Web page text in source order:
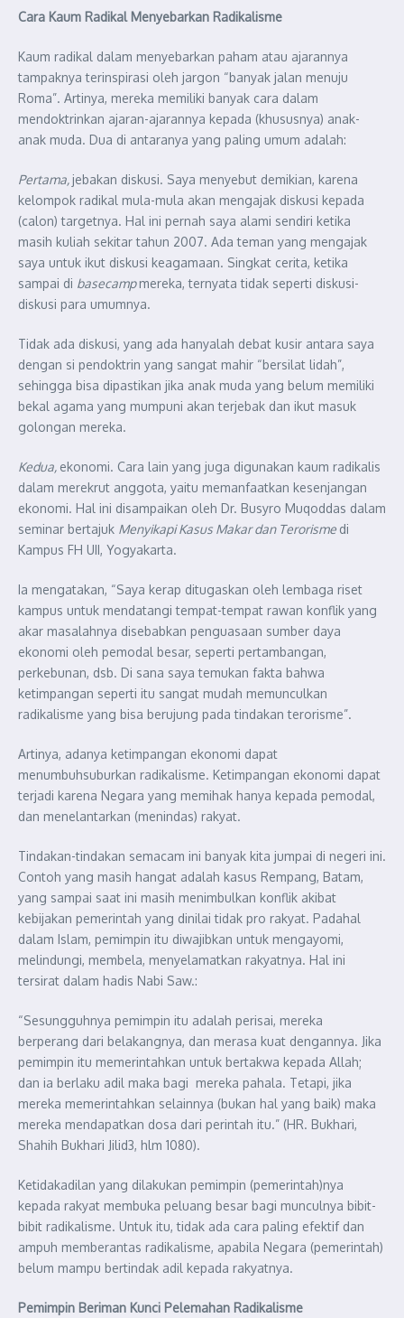
Cara Kaum Radikal Menyebarkan Radikalisme
Kaum radikal dalam menyebarkan paham atau ajarannya
tampaknya terinspirasi oleh jargon “banyak jalan menuju
Roma”. Artinya, mereka memiliki banyak cara dalam
mendoktrinkan ajaran-ajarannya kepada (khususnya) anak-
anak muda. Dua di antaranya yang paling umum adalah:
Pertama,jebakan diskusi. Saya menyebut demikian, karena
kelompok radikal mula-mula akan mengajak diskusi kepada
(calon) targetnya. Hal ini pernah saya alami sendiri ketika
masih kuliah sekitar tahun 2007. Ada teman yang mengajak
saya untuk ikut diskusi keagamaan. Singkat cerita, ketika
sampai di basecampmereka, ternyata tidak seperti diskusi-
diskusi para umumnya.
Tidak ada diskusi, yang ada hanyalah debat kusir antara saya
dengan si pendoktrin yang sangat mahir “bersilat lidah”,
sehingga bisa dipastikan jika anak muda yang belum memiliki
bekal agama yang mumpuni akan terjebak dan ikut masuk
golongan mereka.
Kedua, ekonomi. Cara lain yang juga digunakan kaum radikalis
dalam merekrut anggota, yaitu memanfaatkan kesenjangan
ekonomi. Hal ini disampaikan oleh Dr. Busyro Muqoddas dalam
seminar bertajuk Menyikapi Kasus Makar dan Terorisme di
Kampus FH UII, Yogyakarta.
Ia mengatakan, “Saya kerap ditugaskan oleh lembaga riset
kampus untuk mendatangi tempat-tempat rawan konflik yang
akar masalahnya disebabkan penguasaan sumber daya
ekonomi oleh pemodal besar, seperti pertambangan,
perkebunan, dsb. Di sana saya temukan fakta bahwa
ketimpangan seperti itu sangat mudah memunculkan
radikalisme yang bisa berujung pada tindakan terorisme”.
Artinya, adanya ketimpangan ekonomi dapat
menumbuhsuburkan radikalisme. Ketimpangan ekonomi dapat
terjadi karena Negara yang memihak hanya kepada pemodal,
dan menelantarkan (menindas) rakyat.
Tindakan-tindakan semacam ini banyak kita jumpai di negeri ini.
Contoh yang masih hangat adalah kasus Rempang, Batam,
yang sampai saat ini masih menimbulkan konflik akibat
kebijakan pemerintah yang dinilai tidak pro rakyat. Padahal
dalam Islam, pemimpin itu diwajibkan untuk mengayomi,
melindungi, membela, menyelamatkan rakyatnya. Hal ini
tersirat dalam hadis Nabi Saw.:
“Sesungguhnya pemimpin itu adalah perisai, mereka
berperang dari belakangnya, dan merasa kuat dengannya. Jika
pemimpin itu memerintahkan untuk bertakwa kepada Allah;
dan ia berlaku adil maka bagi mereka pahala. Tetapi, jika
mereka memerintahkan selainnya (bukan hal yang baik) maka
mereka mendapatkan dosa dari perintah itu.” (HR. Bukhari,
Shahih Bukhari Jilid3, hlm 1080).
Ketidakadilan yang dilakukan pemimpin (pemerintah)nya
kepada rakyat membuka peluang besar bagi munculnya bibit-
bibit radikalisme. Untuk itu, tidak ada cara paling efektif dan
ampuh memberantas radikalisme, apabila Negara (pemerintah)
belum mampu bertindak adil kepada rakyatnya.
Pemimpin Beriman Kunci Pelemahan Radikalisme